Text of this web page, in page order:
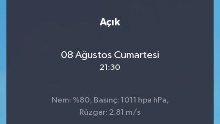
Açık
08 Ağustos Cumartesi
21:30
Nem: %80, Basınç: 1011 hpa hPa,
Rüzgar: 2.81 m/s
İlçe Haberleri